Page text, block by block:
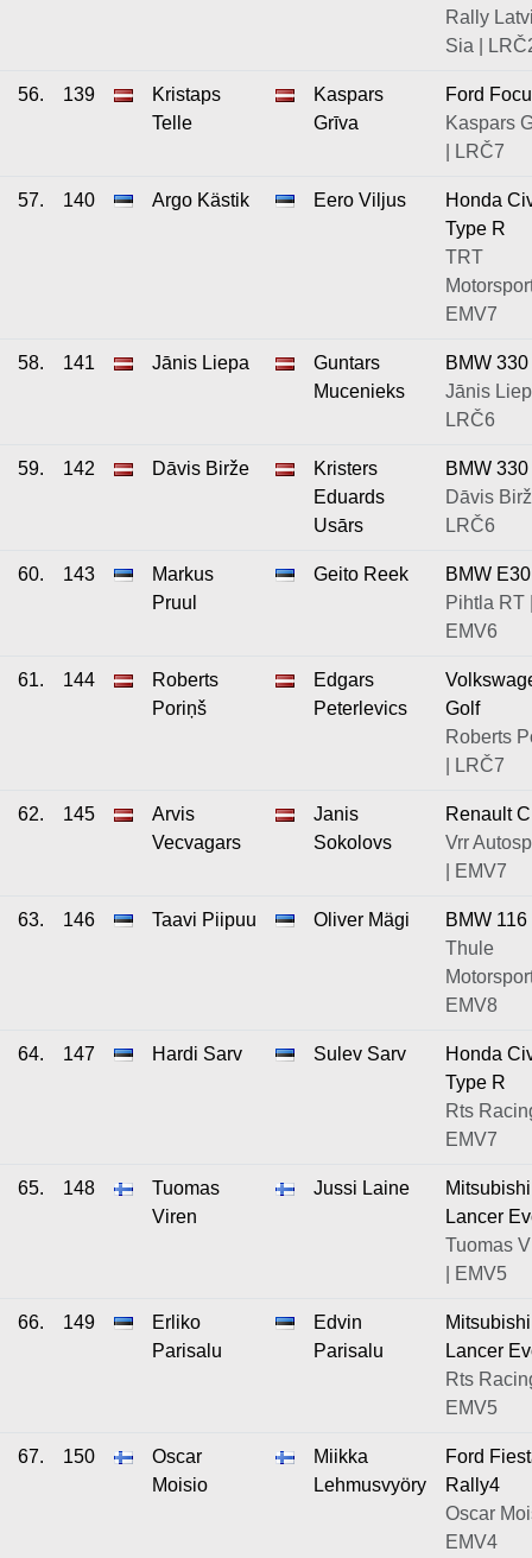
Rally
Sia |
56. 139
Kristaps
Telle
Kaspars
Grīva
Ford
Kaspars
| LRČ7
57. 140 Argo Kästik Eero Viljus
Honda
Type R
TRT
EMV7
58. 141 Jānis Liepa
Guntars
Mucenieks
BMW
Jānis
LRČ6
59. 142 Dāvis Birže
Kristers
Eduards
Usārs
BMW 330
Dāvis
LRČ6
60. 143
Markus
Pruul
Geito Reek
BMW E30
Pihtla RT
EMV6
61. 144
Roberts
Poriņš
Edgars
Peterlevics
Golf
Roberts
| LRČ7
62. 145
Arvis
Vecvagars
Janis
Sokolovs
Renault
Vrr
| EMV7
63. 146 Taavi Piipuu Oliver Mägi
BMW 116
Thule
EMV8
64. 147 Hardi Sarv Sulev Sarv
Honda
Type R
Rts
EMV7
65. 148
Tuomas
Viren
Jussi Laine
Mitsubishi
Lancer
Tuomas
| EMV5
66. 149
Erliko
Parisalu
Edvin
Parisalu
Mitsubishi
Lancer
Rts
EMV5
67. 150
Oscar
Moisio
Miikka
Lehmusvyöry
Ford
Rally4
Oscar
EMV4